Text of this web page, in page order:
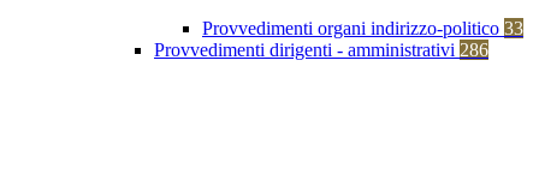
Provvedimenti organi indirizzo-politico 33
Provvedimenti dirigenti - amministrativi 286